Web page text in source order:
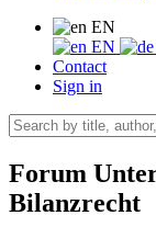
EN
EN
Contact
Sign in
Forum
Bilanzrecht